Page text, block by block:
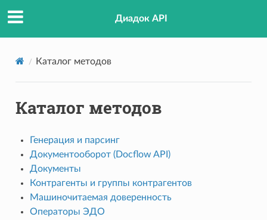
Диадок API
Каталог методов
Каталог методов
Генерация и парсинг
Документооборот (Docflow API)
Документы
Контрагенты и группы контрагентов
Машиночитаемая доверенность
Операторы ЭДО